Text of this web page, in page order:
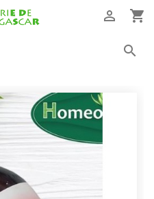


